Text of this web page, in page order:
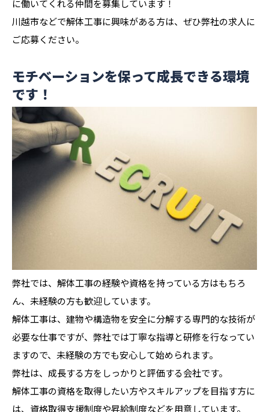
に働いてくれる仲間を募集しています！
川越市などで解体工事に興味がある方は、ぜひ弊社の求人に
ご応募ください。
モチベーションを保って成長できる環境
です！
弊社では、解体工事の経験や資格を持っている方はもちろ
ん、未経験の方も歓迎しています。
解体工事は、建物や構造物を安全に分解する専門的な技術が
必要な仕事ですが、弊社では丁寧な指導と研修を行なってい
ますので、未経験の方でも安心して始められます。
弊社は、成長する方をしっかりと評価する会社です。
解体工事の資格を取得したい方やスキルアップを目指す方に
は、資格取得支援制度や昇給制度などを用意しています。